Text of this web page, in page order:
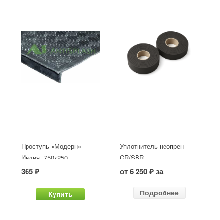
Проступь «Модерн»,
Индия, 750x250
365 ₽
Купить
Уплотнитель неопрен
CR/SBR
от 6 250 ₽ за
Подробнее